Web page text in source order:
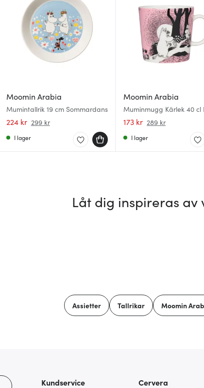
Moomin Arabia
Mumintallrik 19 cm Sommardans
224 kr 299 kr
I lager
Moomin Arabia
Muminmugg Kärlek 40 cl
173 kr 289 kr
I lager
Låt dig inspireras
Assietter Tallrikar Moomin
Kundservice
Cervera